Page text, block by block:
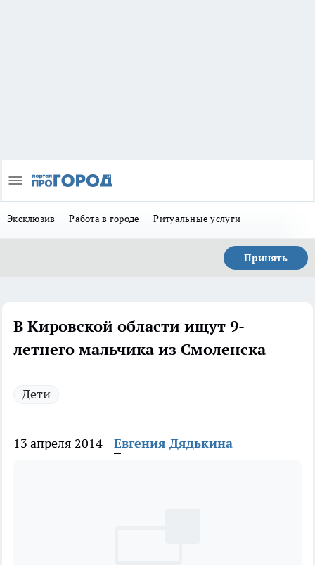
Эксклюзив Работа в городе Ритуальные услуги
Принять
В Кировской области ищут 9-
летнего мальчика из Смоленска
Дети
13 апреля 2014 Евгения Дядькина